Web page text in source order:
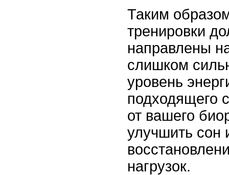
Таким
тренировки
направлены
слишком
уровень
подходящего
от вашего
улучшить сон
нагрузок.